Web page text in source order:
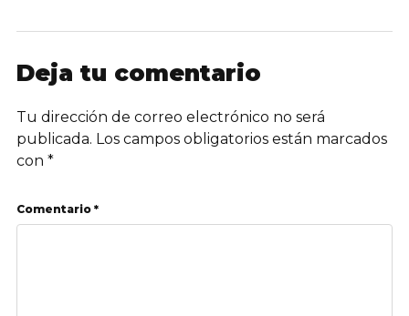
Deja tu comentario
Tu dirección de correo electrónico no será
publicada. Los campos obligatorios están marcados
con *
Comentario *